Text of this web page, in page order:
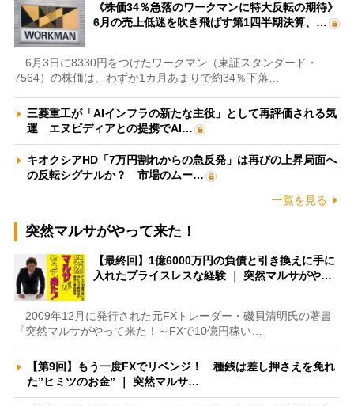
《株価34％急落のワークマンに特大反転の期待》
6月の売上低迷を吹き飛ばす第1四半期決算、…
6月3日に8330円をつけたワークマン（東証スタンダード・
7564）の株価は、わずか1カ月あまりで約34％下落…
三菱重工が「AIインフラの新たな主役」として再評価される気
運 エヌビディアとの提携でAI…
キオクシアHD「7万円割れからの急反発」は再びの上昇局面へ
の反転シグナルか？ 市場のムー…
一覧を見る
突然マルサがやって来た！
【最終回】1億6000万円の負債と引き換えに手に
入れたプライスレスな経験 ｜ 突然マルサがや…
2009年12月に発行された元FXトレーダー・磯貝清明氏の著書
『突然マルサがやって来た！～FXで10億円稼い…
【第9回】もう一度FXでリベンジ！ 種銭は差し押さえを免れ
た”ヒミツのお金” ｜ 突然マルサ…